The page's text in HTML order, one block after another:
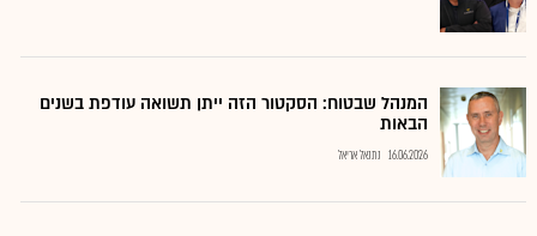
המנהל שבטוח: הסקטור הזה ייתן תשואה עודפת בשנים
הבאות
16.06.2026 נתנאל אריאל